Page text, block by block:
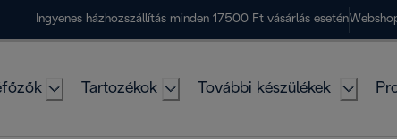
Ingyenes házhozszállítás minden 17500 Ft vásárlás esetén
Tartozékok További készülékek